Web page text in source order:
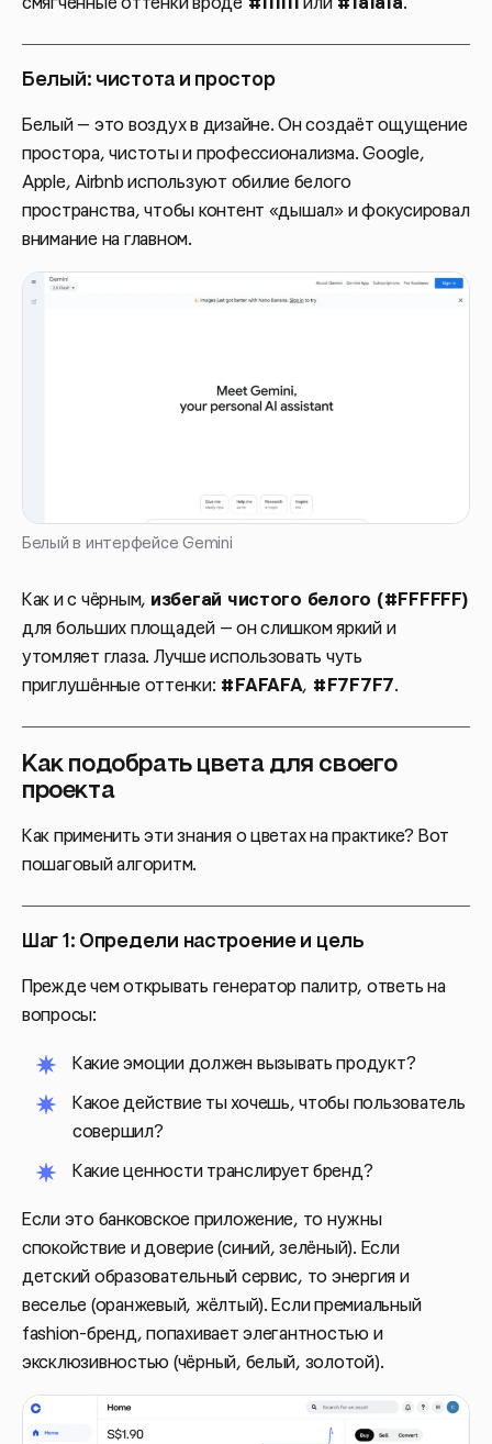
Белый: чистота и простор
Белый — это воздух в дизайне. Он создаёт ощущение
простора, чистоты и профессионализма. Google,
Apple, Airbnb используют обилие белого
пространства, чтобы контент «дышал» и фокусировал
внимание на главном.
Белый в интерфейсе Gemini
Как и с чёрным, избегай чистого белого (#FFFFFF)
для больших площадей — он слишком яркий и
утомляет глаза. Лучше использовать чуть
приглушённые оттенки: #FAFAFA, #F7F7F7.
Как подобрать цвета для своего
проекта
Как применить эти знания о цветах на практике? Вот
пошаговый алгоритм.
Шаг 1: Определи настроение и цель
Прежде чем открывать генератор палитр, ответь на
вопросы:
Какие эмоции должен вызывать продукт?
Какое действие ты хочешь, чтобы пользователь
совершил?
Какие ценности транслирует бренд?
Если это банковское приложение, то нужны
спокойствие и доверие (синий, зелёный). Если
детский образовательный сервис, то энергия и
веселье (оранжевый, жёлтый). Если премиальный
fashion-бренд, попахивает элегантностью и
эксклюзивностью (чёрный, белый, золотой).